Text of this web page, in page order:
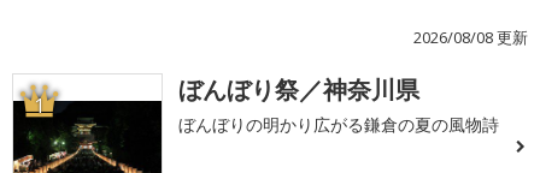
2026/08/08 更新
1 ぼんぼり祭／神奈川県
ぼんぼりの明かり広がる鎌倉の夏の風物詩